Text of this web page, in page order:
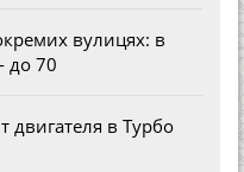
вулицях: в
до 70
двигателя в Турбо